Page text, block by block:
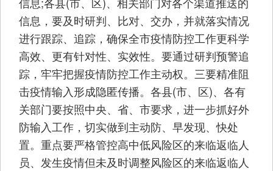
信息，要及时研判、比对、交办，并就落实情况
进行跟踪、追踪，确保全市疫情防控工作更科学
高效、更有针对性、实效性。要通过研判预警追
踪，牢牢把握疫情防控工作主动权。三要精准阻
击疫情输入形成隐匿传播。各县(市、区)、各有
关部门要按照中央、省、市要求，进一步抓好外
防输入工作，切实做到主动防、早发现、快处
置。重点要严格管控高中低风险区的来临返临人
员、发生疫情但未及时调整风险区的来临返临人